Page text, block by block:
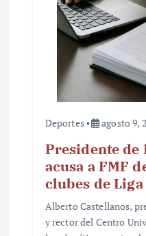
Deportes agosto 9,
Presidente de
acusa a FMF
clubes de
Alberto Castellanos,
y rector del Centro